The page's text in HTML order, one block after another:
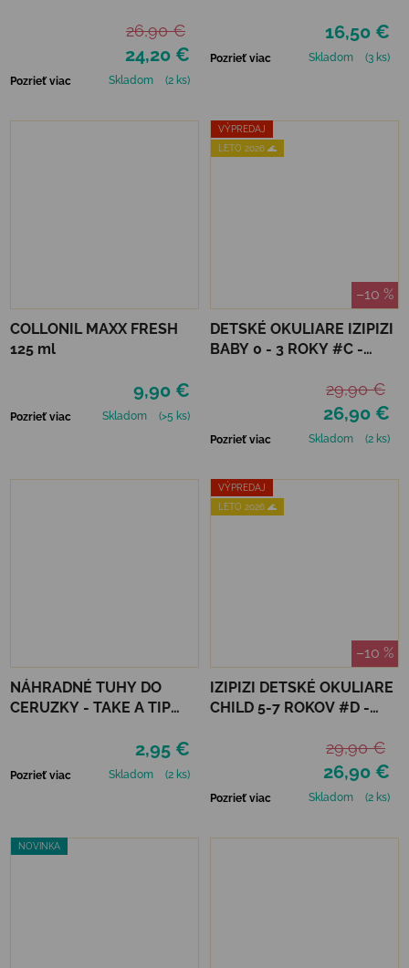
24,20 €
26,90 €
Pozrieť viac Skladom (2 ks)
16,50 €
Pozrieť viac Skladom (3 ks)
COLLONIL MAXX FRESH
125 ml
9,90 €
Pozrieť viac Skladom (>5 ks)
VÝPREDAJ
LETO 2026 🌊
–10 %
DETSKÉ OKULIARE IZIPIZI
BABY 0 - 3 ROKY #C -
26,90 €
29,90 €
Pozrieť viac Skladom (2 ks)
NÁHRADNÉ TUHY DO
CERUZKY - TAKE A TIP
2,95 €
Pozrieť viac Skladom (2 ks)
VÝPREDAJ
LETO 2026 🌊
–10 %
IZIPIZI DETSKÉ OKULIARE
CHILD 5-7 ROKOV #D -
26,90 €
29,90 €
Pozrieť viac Skladom (2 ks)
NOVINKA